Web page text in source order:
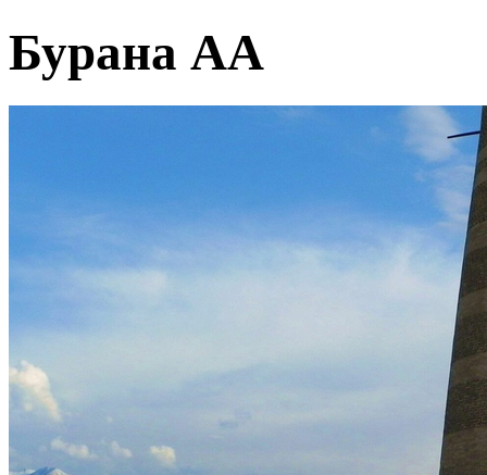
Бурана АА